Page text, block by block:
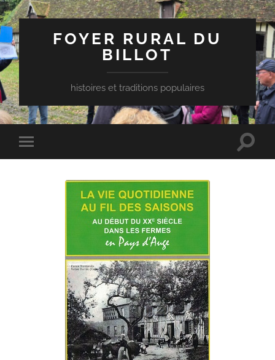
FOYER RURAL DU
BILLOT
histoires et traditions populaires
Toggle
mobile
Toggle